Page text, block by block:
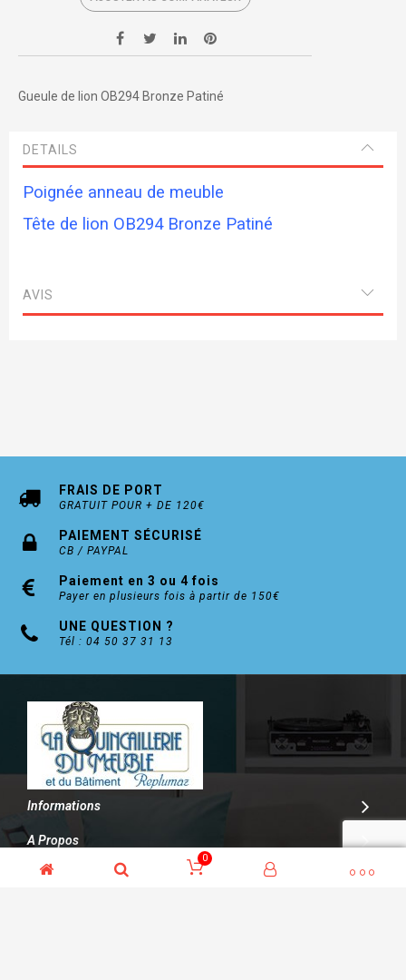
Gueule de lion OB294 Bronze Patiné
DETAILS
Poignée anneau de meuble
Tête de lion OB294 Bronze Patiné
AVIS
FRAIS DE PORT
GRATUIT POUR + DE 120€
PAIEMENT SÉCURISÉ
CB / PAYPAL
Paiement en 3 ou 4 fois
Payer en plusieurs fois à partir de 150€
UNE QUESTION ?
Tél : 04 50 37 31 13
Informations
A Propos
Contact
0